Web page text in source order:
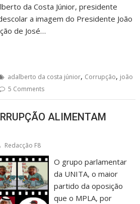
da Costa Júnior, presidente
a imagem do Presidente João
de José…
adalberto da costa júnior, Corrupção, joão
5 Comments
ALIMENTAM
Redacção F8
O grupo parlamentar
da UNITA, o maior
partido da oposição
que o MPLA, por